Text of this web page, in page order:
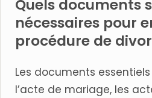
Quels documents
nécessaires pour
procédure de
Les documents
l’acte de mariage, les